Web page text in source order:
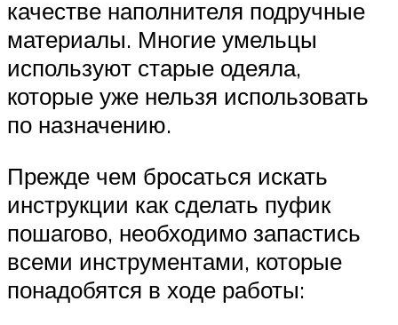
качестве наполнителя подручные
материалы. Многие умельцы
используют старые одеяла,
которые уже нельзя использовать
по назначению.
Прежде чем бросаться искать
инструкции как сделать пуфик
пошагово, необходимо запастись
всеми инструментами, которые
понадобятся в ходе работы: